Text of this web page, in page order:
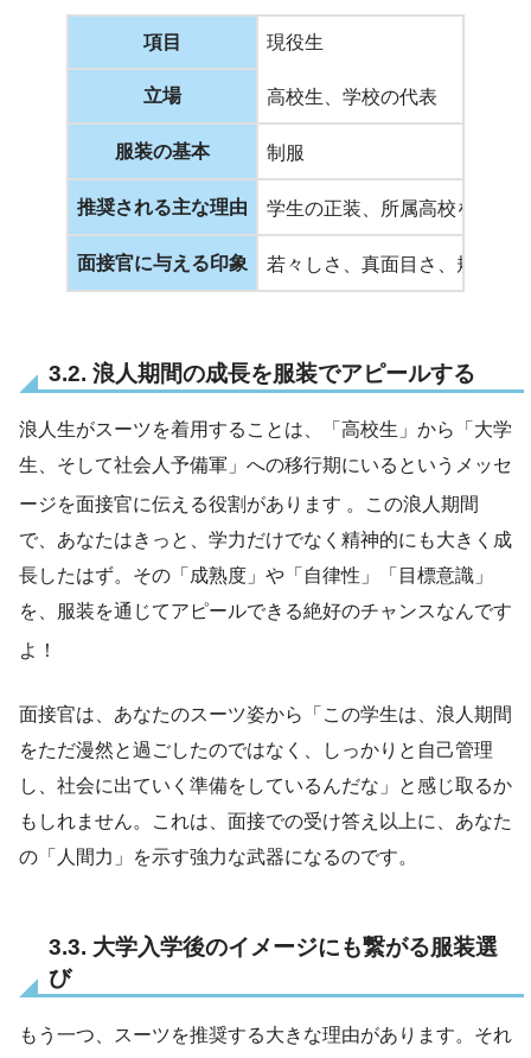
項目 現役生
立場 高校生、学校の代表
服装の基本 制服
推奨される主な理由 学生の正装、所属高校を示す
面接官に与える印象 若々しさ、真面目さ、規律性
3.2. 浪人期間の成長を服装でアピールする
浪人生がスーツを着用することは、「高校生」から「大学
生、そして社会人予備軍」への移行期にいるというメッセ
ージを面接官に伝える役割があります 。この浪人期間
で、あなたはきっと、学力だけでなく精神的にも大きく成
長したはず。その「成熟度」や「自律性」「目標意識」
を、服装を通じてアピールできる絶好のチャンスなんです
よ！
面接官は、あなたのスーツ姿から「この学生は、浪人期間
をただ漫然と過ごしたのではなく、しっかりと自己管理
し、社会に出ていく準備をしているんだな」と感じ取るか
もしれません。これは、面接での受け答え以上に、あなた
の「人間力」を示す強力な武器になるのです。
3.3. 大学入学後のイメージにも繋がる服装選
び
もう一つ、スーツを推奨する大きな理由があります。それ